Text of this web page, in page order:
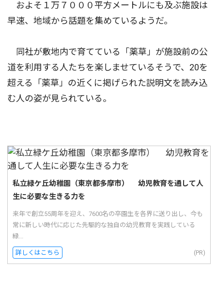
およそ１万７０００平方メートルにも及ぶ施設は
早速、地域から話題を集めているようだ。
同社が敷地内で育てている「薬草」が施設前の公
道を利用する人たちを楽しませているそうで、20を
超える「薬草」の近くに掲げられた説明文を読み込
む人の姿が見られている。
私立緑ケ丘幼稚園（東京都多摩市） 幼児教育を通して人
生に必要な生きる力を
来年で創立55周年を迎え、7600名の卒園生を各界に送り出し、今も
常に新しい時代に応じた先駆的な独自の幼児教育を実践している
緑...
詳しくはこちら (PR)